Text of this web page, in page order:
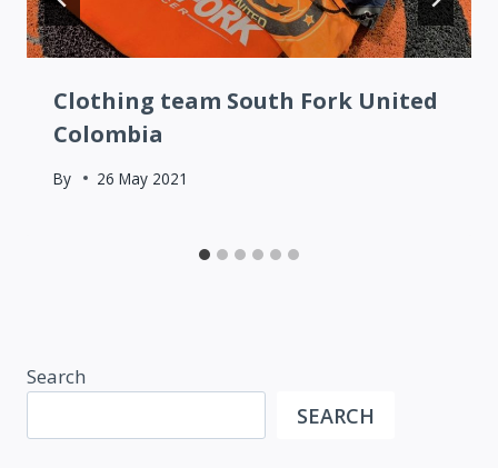
Clothing team South Fork United
Colombia
By 26 May 2021
Search
SEARCH